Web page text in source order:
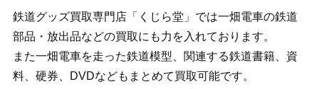
鉄道グッズ買取専門店「くじら堂」では一畑電車の鉄道
部品・放出品などの買取にも力を入れております。
また一畑電車を走った鉄道模型、関連する鉄道書籍、資
料、硬券、DVDなどもまとめて買取可能です。